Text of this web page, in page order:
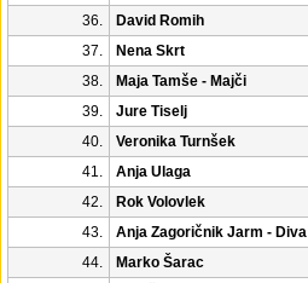
36.
David Romih
37.
Nena Skrt
38.
Maja Tamše - Majči
39.
Jure Tiselj
40.
Veronika Turnšek
41.
Anja Ulaga
42.
Rok Volovlek
43.
Anja Zagoričnik Jarm - Diva
44.
Marko Šarac